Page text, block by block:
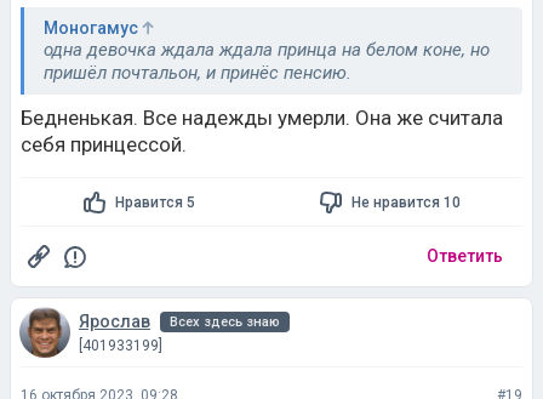
Моногамус
одна девочка ждала ждала принца на белом коне, но
пришёл почтальон, и принёс пенсию.
Бедненькая. Все надежды умерли. Она же считала
себя принцессой.
Нравится 5 Не нравится 10
Ответить
Ярослав Всех здесь знаю
[401933199]
16 октября 2023, 09:28 #19